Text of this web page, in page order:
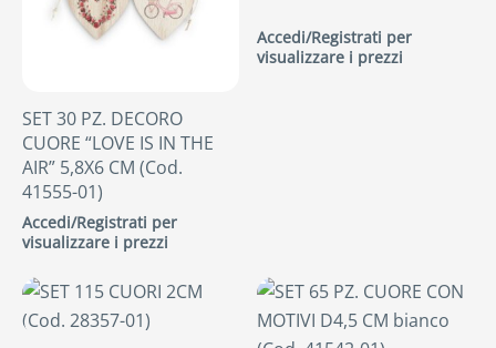
SET 30 PZ. DECORO
CUORE “LOVE IS IN THE
AIR” 5,8X6 CM (Cod.
41555-01)
Accedi/Registrati per
visualizzare i prezzi
Accedi/Registrati per
visualizzare i prezzi